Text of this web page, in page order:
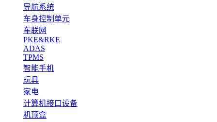
导航系统
车身控制单元
车联网
PKE&RKE
ADAS
TPMS
智能手机
玩具
家电
计算机接口设备
机顶盒